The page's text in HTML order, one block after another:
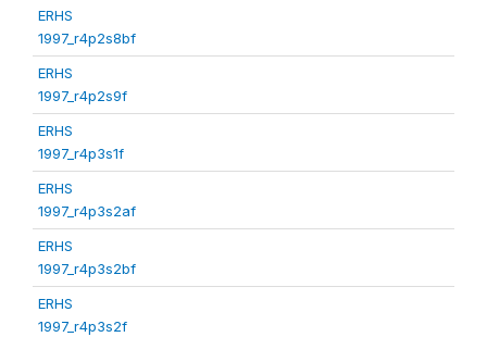
ERHS
1997_r4p2s8bf
ERHS
1997_r4p2s9f
ERHS
1997_r4p3s1f
ERHS
1997_r4p3s2af
ERHS
1997_r4p3s2bf
ERHS
1997_r4p3s2f